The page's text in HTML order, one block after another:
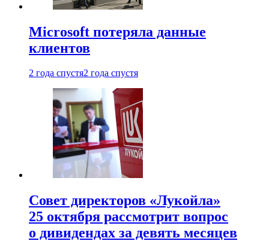
Microsoft потеряла данные
клиентов
2 года спустя2 года спустя
Совет директоров «Лукойла»
25 октября рассмотрит вопрос
о дивидендах за девять месяцев